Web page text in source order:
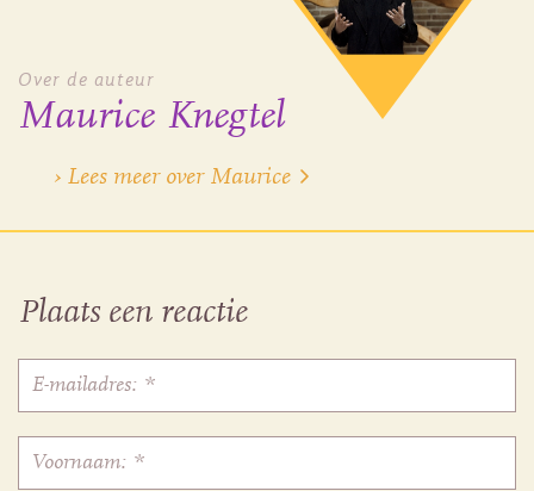
Over de auteur
Maurice Knegtel
› Lees meer over Maurice
Plaats een reactie